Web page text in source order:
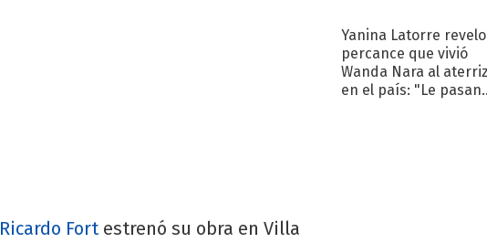
Ricardo Fortestrenó su obra en Villa
Yanina Latorre
percance que vivió
Wanda Nara al
en el país: "Le pasan